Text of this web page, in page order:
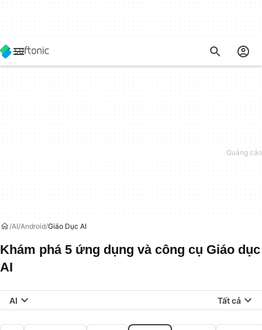
AI Android Giáo Dục AI
Khám phá 5 ứng dụng và công cụ Giáo dục
AI
AI Tất cả